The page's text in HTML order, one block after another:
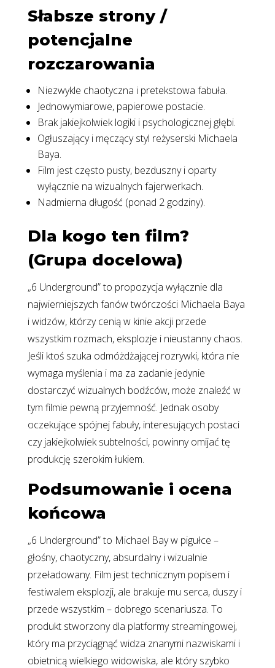
Słabsze strony /
potencjalne
rozczarowania
Niezwykle chaotyczna i pretekstowa fabuła.
Jednowymiarowe, papierowe postacie.
Brak jakiejkolwiek logiki i psychologicznej głębi.
Ogłuszający i męczący styl reżyserski Michaela
Baya.
Film jest często pusty, bezduszny i oparty
wyłącznie na wizualnych fajerwerkach.
Nadmierna długość (ponad 2 godziny).
Dla kogo ten film?
(Grupa docelowa)
„6 Underground” to propozycja wyłącznie dla
najwierniejszych fanów twórczości Michaela Baya
i widzów, którzy cenią w kinie akcji przede
wszystkim rozmach, eksplozje i nieustanny chaos.
Jeśli ktoś szuka odmóżdżającej rozrywki, która nie
wymaga myślenia i ma za zadanie jedynie
dostarczyć wizualnych bodźców, może znaleźć w
tym filmie pewną przyjemność. Jednak osoby
oczekujące spójnej fabuły, interesujących postaci
czy jakiejkolwiek subtelności, powinny omijać tę
produkcję szerokim łukiem.
Podsumowanie i ocena
końcowa
„6 Underground” to Michael Bay w pigułce –
głośny, chaotyczny, absurdalny i wizualnie
przeładowany. Film jest technicznym popisem i
festiwalem eksplozji, ale brakuje mu serca, duszy i
przede wszystkim – dobrego scenariusza. To
produkt stworzony dla platformy streamingowej,
który ma przyciągnąć widza znanymi nazwiskami i
obietnicą wielkiego widowiska, ale który szybko